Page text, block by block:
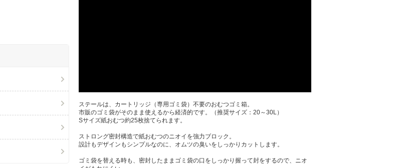
ステールは、カートリッジ（専用ゴミ袋）不要のおむつゴミ箱。
市販のゴミ袋がそのまま使えるから経済的です。（推奨サイズ：20～30L）
Sサイズ紙おむつ約25枚捨てられます。
ストロング密封構造で紙おむつのニオイを強力ブロック。
設計もデザインもシンプルなのに、オムツの臭いをしっかりカットします。
ゴミ袋を替える時も、密封したままゴミ袋の口をしっかり握って封をするので、ニオ